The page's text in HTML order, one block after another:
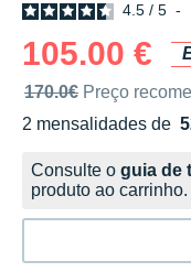
4.5 / 5 -
105.00 €
Preço de venda
170.0€ Preço
2 mensalidades de
sem custos
Consulte o guia de
produto ao carrinho.